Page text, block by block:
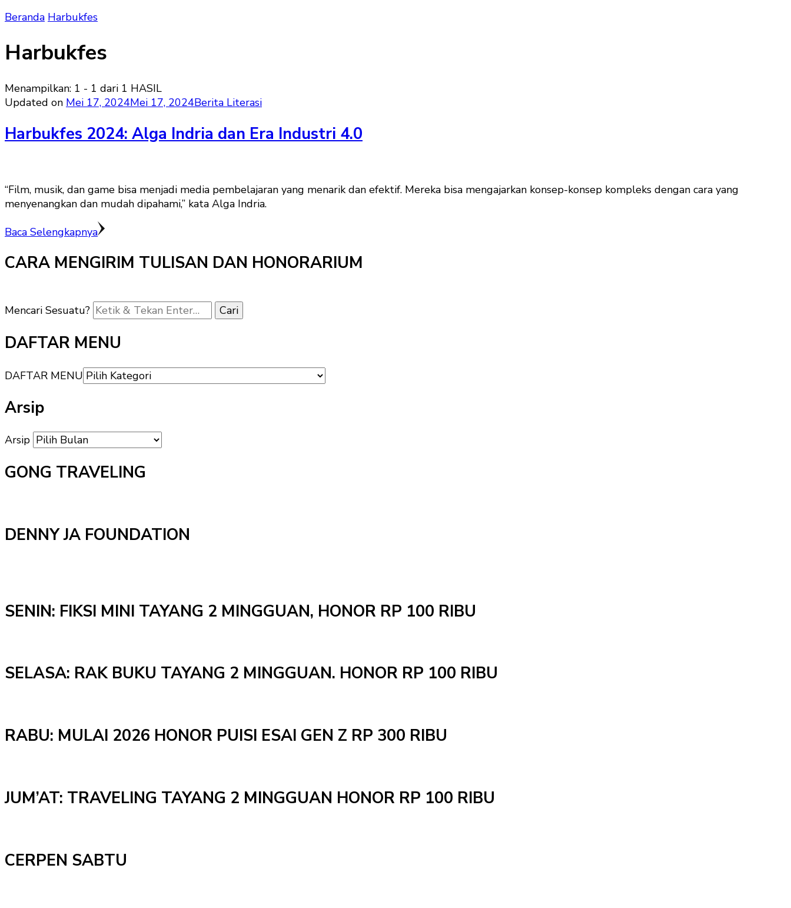
Beranda Harbukfes
Harbukfes
Menampilkan: 1 - 1 dari 1 HASIL
Updated on Mei 17, 2024Mei 17, 2024Berita Literasi
Harbukfes 2024: Alga Indria dan Era Industri 4.0
“Film, musik, dan game bisa menjadi media pembelajaran yang menarik dan efektif. Mereka bisa mengajarkan konsep-konsep kompleks dengan cara yang
menyenangkan dan mudah dipahami,” kata Alga Indria.
Baca Selengkapnya
CARA MENGIRIM TULISAN DAN HONORARIUM
Mencari Sesuatu?
DAFTAR MENU
DAFTAR MENU
Arsip
Arsip
GONG TRAVELING
DENNY JA FOUNDATION
SENIN: FIKSI MINI TAYANG 2 MINGGUAN, HONOR RP 100 RIBU
SELASA: RAK BUKU TAYANG 2 MINGGUAN. HONOR RP 100 RIBU
RABU: MULAI 2026 HONOR PUISI ESAI GEN Z RP 300 RIBU
JUM’AT: TRAVELING TAYANG 2 MINGGUAN HONOR RP 100 RIBU
CERPEN SABTU